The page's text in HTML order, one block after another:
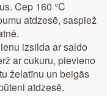
Cep 160 °C
atdzesē, saspiež
izsilda ar saldo
ar cukuru, pievieno
želatīnu un beigās
atdzesē.